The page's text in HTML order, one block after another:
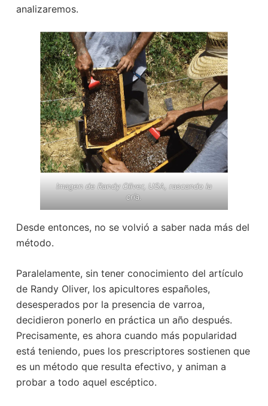
analizaremos.
Imagen de Randy Oliver, USA, rascando la
cría.
Desde entonces, no se volvió a saber nada más del
método.
Paralelamente, sin tener conocimiento del artículo
de Randy Oliver, los apicultores españoles,
desesperados por la presencia de varroa,
decidieron ponerlo en práctica un año después.
Precisamente, es ahora cuando más popularidad
está teniendo, pues los prescriptores sostienen que
es un método que resulta efectivo, y animan a
probar a todo aquel escéptico.